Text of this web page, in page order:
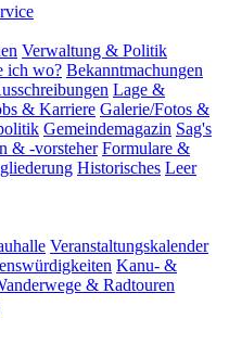
Verwaltung & Politik
ich wo? Bekanntmachungen
Lage &
& Karriere Galerie/Fotos &
Gemeindemagazin Sag's
& -vorsteher Formulare &
Historisches Leer
Veranstaltungskalender
Kanu- &
& Radtouren